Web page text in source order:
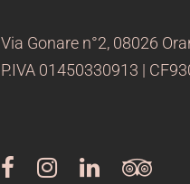
Via Gonare n°2, 08026
P.IVA 01450330913 |